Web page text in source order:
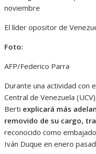
El líder opositor de
Foto:
AFP/Federico Parra
Durante una actividad con
Central de Venezuela
Berti explicará más
removido de su cargo,
reconocido como
Iván Duque en enero